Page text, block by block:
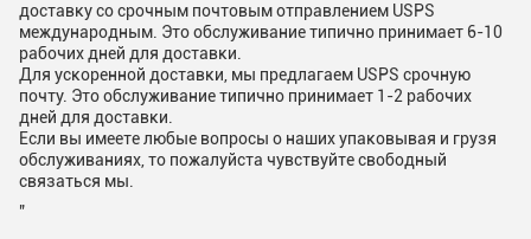
доставку со срочным почтовым отправлением USPS
международным. Это обслуживание типично принимает 6-10
рабочих дней для доставки.
Для ускоренной доставки, мы предлагаем USPS срочную
почту. Это обслуживание типично принимает 1-2 рабочих
дней для доставки.
Если вы имеете любые вопросы о наших упаковывая и грузя
обслуживаниях, то пожалуйста чувствуйте свободный
связаться мы.
„